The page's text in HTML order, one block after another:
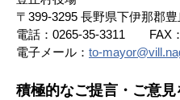
〒399-3295 長野県下伊那郡
電話：0265-35-3311 FAX
電子メール： to-
積極的なご提言・ご意